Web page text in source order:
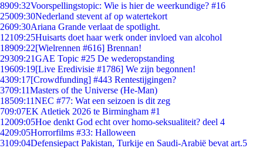
8909:32Voorspellingstopic: Wie is hier de weerkundige? #16
25009:30Nederland stevent af op watertekort
2609:30Ariana Grande verlaat de spotlight.
12109:25Huisarts doet haar werk onder invloed van alcohol
18909:22[Wielrennen #616] Brennan!
29309:21GAE Topic #25 De wederopstanding
19609:19[Live Eredivisie #1786] We zijn begonnen!
4309:17[Crowdfunding] #443 Rentestijgingen?
3709:11Masters of the Universe (He-Man)
18509:11NEC #77: Wat een seizoen is dit zeg
709:07EK Atletiek 2026 te Birmingham #1
12009:05Hoe denkt God echt over homo-seksualiteit? deel 4
4209:05Horrorfilms #33: Halloween
3109:04Defensiepact Pakistan, Turkije en Saudi-Arabië bevat art.5